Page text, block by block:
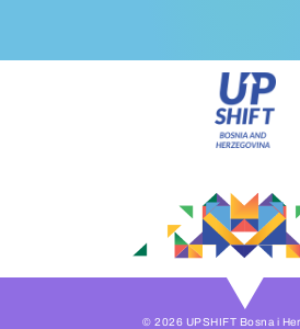
© 2026 UPSHIFT Bosna i